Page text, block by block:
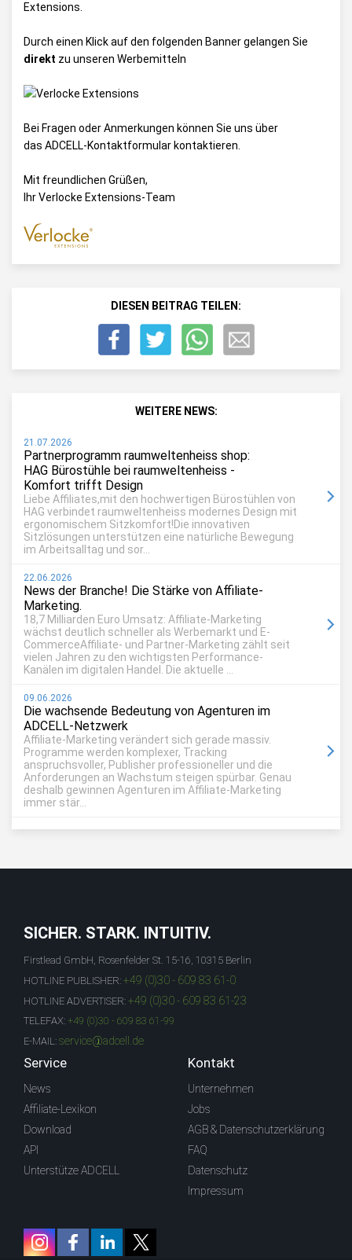
Extensions
Durch einen Klick auf den folgenden Banner gelangen Sie
direkt zu unseren Werbemitteln
Bei Fragen oder Anmerkungen können Sie uns über
das ADCELL-Kontaktformular kontaktieren.
Mit freundlichen Grüßen,
Ihr Verlocke Extensions-Team
DIESEN BEITRAG TEILEN:
WEITERE NEWS:
21.07.2026
Partnerprogramm raumweltenheiss shop:
HAG Bürostühle bei raumweltenheiss -
Komfort trifft Design
Liebe Affiliates,mit den hochwertigen Bürostühlen von
HAG verbindet raumweltenheiss modernes Design mit
ergonomischem Sitzkomfort!Die innovativen
Sitzlösungen unterstützen eine natürliche Bewegung
im Arbeitsalltag und sor...
22.06.2026
News der Branche! Die Stärke von Affiliate-
Marketing.
18,7 Milliarden Euro Umsatz: Affiliate-Marketing
wächst deutlich schneller als Werbemarkt und E-
CommerceAffiliate- und Partner-Marketing zählt seit
vielen Jahren zu den wichtigsten Performance-
Kanälen im digitalen Handel. Die aktuelle ...
09.06.2026
Die wachsende Bedeutung von Agenturen im
ADCELL-Netzwerk
Affiliate-Marketing verändert sich gerade massiv.
Programme werden komplexer, Tracking
anspruchsvoller, Publisher professioneller und die
Anforderungen an Wachstum steigen spürbar. Genau
deshalb gewinnen Agenturen im Affiliate-Marketing
immer stär...
SICHER. STARK. INTUITIV.
Firstlead GmbH, Rosenfelder St. 15-16, 10315 Berlin
HOTLINE PUBLISHER: +49 (0)30 - 609 83 61-0
HOTLINE ADVERTISER: +49 (0)30 - 609 83 61-23
TELEFAX: +49 (0)30 - 609 83 61-99
E-MAIL: service@adcell.de
Service
News
Affiliate-Lexikon
Download
API
Unterstütze ADCELL
Kontakt
Unternehmen
Jobs
AGB & Datenschutzerklärung
FAQ
Datenschutz
Impressum